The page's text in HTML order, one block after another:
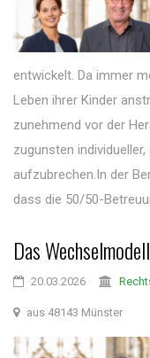
entwickelt. Da immer
Leben ihrer Kinder
zunehmend vor der
zugunsten
aufzubrechen.In der
dass die 50/50-
Das
20.03.2026
aus 48143 Münster